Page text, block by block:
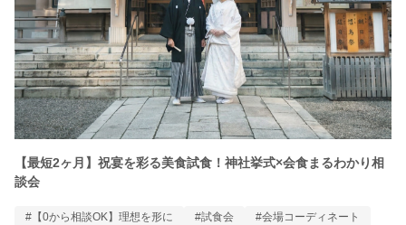
【最短2ヶ月】祝宴を彩る美食試食！神社挙式×会食まるわかり相
談会
#【0から相談OK】理想を形に #試食会
#会場コーディネート